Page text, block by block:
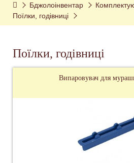
Бджолоінвентар
Поїлки, годівниці
Поїлки, годівниці
Випаровувач для